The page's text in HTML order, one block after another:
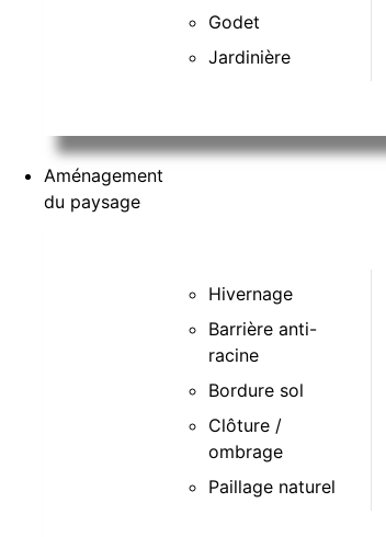
Godet
Jardinière
Aménagement
du paysage
Hivernage
Barrière anti-
racine
Bordure sol
Clôture /
ombrage
Paillage naturel